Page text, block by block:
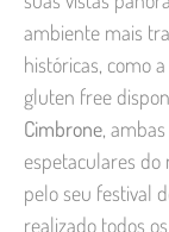
ambiente mais
históricas, como a
gluten free
Cimbrone,
espetaculares do
pelo seu festival
realizado todos